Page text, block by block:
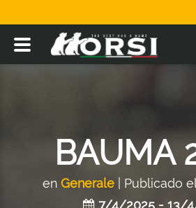
BAUMA
en Generale | Publicado
7/4/2025 - 13/